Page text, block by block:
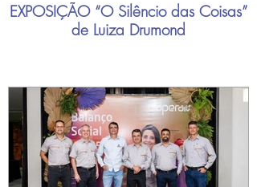
EXPOSIÇÃO “O Silêncio das Coisas”
de Luiza Drumond